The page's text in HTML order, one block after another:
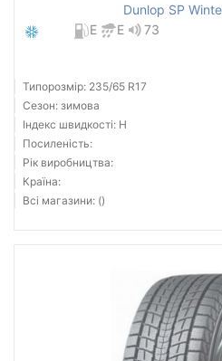
Dunlop SP
E
E
73
Типорозмір: 235/65 R17
Сезон: зимова
Індекс швидкості: H
Посиленість:
Рік виробництва:
Країна:
Всі магазини: ()